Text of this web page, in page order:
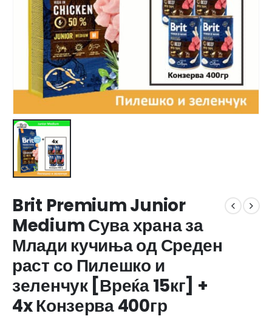
Brit Premium Junior
Medium Сува храна за
Млади кучиња од Среден
раст со Пилешко и
зеленчук [Вреќа 15кг] +
4x Конзерва 400гр